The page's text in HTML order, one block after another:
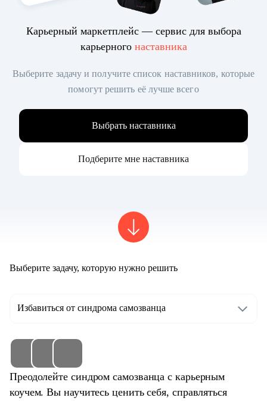
Карьерный маркетплейс — сервис для выбора
карьерного наставника
Выберите задачу и получите список наставников, которые
помогут решить её лучше всего
Выбрать наставника
Подберите мне наставника
Выберите задачу, которую нужно решить
Избавиться от синдрома самозванца
Преодолейте синдром самозванца с карьерным
коучем. Вы научитесь ценить себя, справляться